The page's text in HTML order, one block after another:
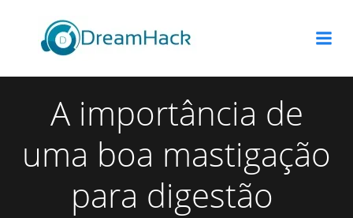
para
o
A importância de
uma boa mastigação
para digestão